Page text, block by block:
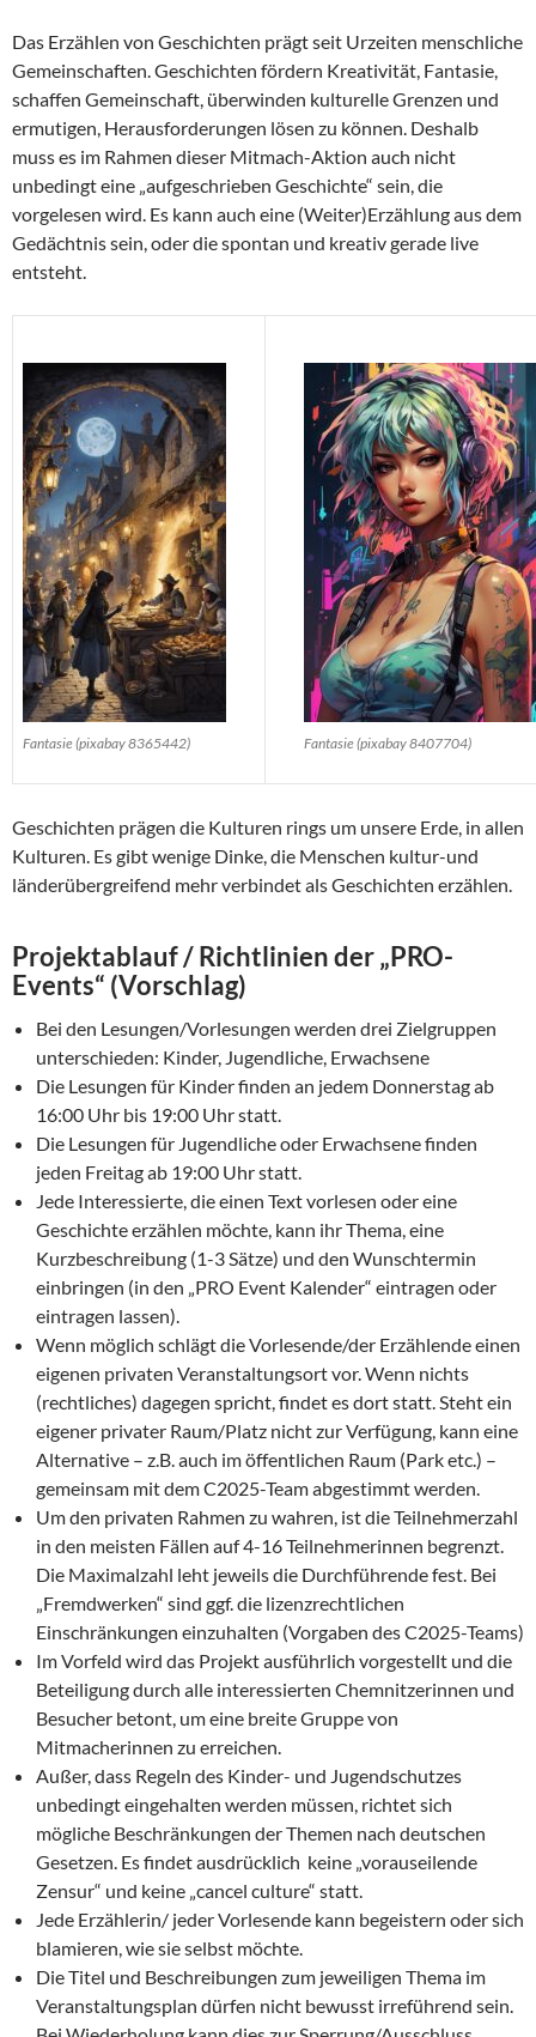
Das Erzählen von Geschichten prägt seit Urzeiten menschliche
Gemeinschaften. Geschichten fördern Kreativität, Fantasie,
schaffen Gemeinschaft, überwinden kulturelle Grenzen und
ermutigen, Herausforderungen lösen zu können. Deshalb
muss es im Rahmen dieser Mitmach-Aktion auch nicht
unbedingt eine „aufgeschrieben Geschichte“ sein, die
vorgelesen wird. Es kann auch eine (Weiter)Erzählung aus dem
Gedächtnis sein, oder die spontan und kreativ gerade live
entsteht.
Fantasie (pixabay 8365442) Fantasie (pixabay 8407704)
Geschichten prägen die Kulturen rings um unsere Erde, in allen
Kulturen. Es gibt wenige Dinke, die Menschen kultur-und
länderübergreifend mehr verbindet als Geschichten erzählen.
Projektablauf / Richtlinien der „PRO-
Events“ (Vorschlag)
Bei den Lesungen/Vorlesungen werden drei Zielgruppen
unterschieden: Kinder, Jugendliche, Erwachsene
Die Lesungen für Kinder finden an jedem Donnerstag ab
16:00 Uhr bis 19:00 Uhr statt.
Die Lesungen für Jugendliche oder Erwachsene finden
jeden Freitag ab 19:00 Uhr statt.
Jede Interessierte, die einen Text vorlesen oder eine
Geschichte erzählen möchte, kann ihr Thema, eine
Kurzbeschreibung (1-3 Sätze) und den Wunschtermin
einbringen (in den „PRO Event Kalender“ eintragen oder
eintragen lassen).
Wenn möglich schlägt die Vorlesende/der Erzählende einen
eigenen privaten Veranstaltungsort vor. Wenn nichts
(rechtliches) dagegen spricht, findet es dort statt. Steht ein
eigener privater Raum/Platz nicht zur Verfügung, kann eine
Alternative – z.B. auch im öffentlichen Raum (Park etc.) –
gemeinsam mit dem C2025-Team abgestimmt werden.
Um den privaten Rahmen zu wahren, ist die Teilnehmerzahl
in den meisten Fällen auf 4-16 Teilnehmerinnen begrenzt.
Die Maximalzahl leht jeweils die Durchführende fest. Bei
„Fremdwerken“ sind ggf. die lizenzrechtlichen
Einschränkungen einzuhalten (Vorgaben des C2025-Teams)
Im Vorfeld wird das Projekt ausführlich vorgestellt und die
Beteiligung durch alle interessierten Chemnitzerinnen und
Besucher betont, um eine breite Gruppe von
Mitmacherinnen zu erreichen.
Außer, dass Regeln des Kinder- und Jugendschutzes
unbedingt eingehalten werden müssen, richtet sich
mögliche Beschränkungen der Themen nach deutschen
Gesetzen. Es findet ausdrücklich keine „vorauseilende
Zensur“ und keine „cancel culture“ statt.
Jede Erzählerin/ jeder Vorlesende kann begeistern oder sich
blamieren, wie sie selbst möchte.
Die Titel und Beschreibungen zum jeweiligen Thema im
Veranstaltungsplan dürfen nicht bewusst irreführend sein.